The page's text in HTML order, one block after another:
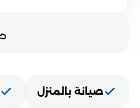
صيانة بالمنزل